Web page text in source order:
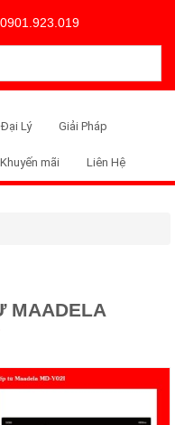
0901.923.019
Đại Lý Giải Pháp
Khuyến mãi Liên Hệ
MAADELA